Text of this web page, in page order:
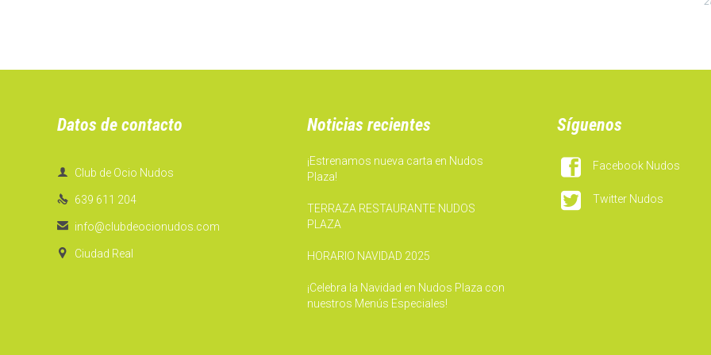
Datos de contacto
 Club de Ocio Nudos
 639 611 204
 info@clubdeocionudos.com
 Ciudad Real
Noticias recientes
¡Estrenamos nueva carta en Nudos
Plaza!
TERRAZA RESTAURANTE NUDOS
PLAZA
HORARIO NAVIDAD 2025
¡Celebra la Navidad en Nudos Plaza con
nuestros Menús Especiales!
Síguenos
 Facebook Nudos
 Twitter Nudos